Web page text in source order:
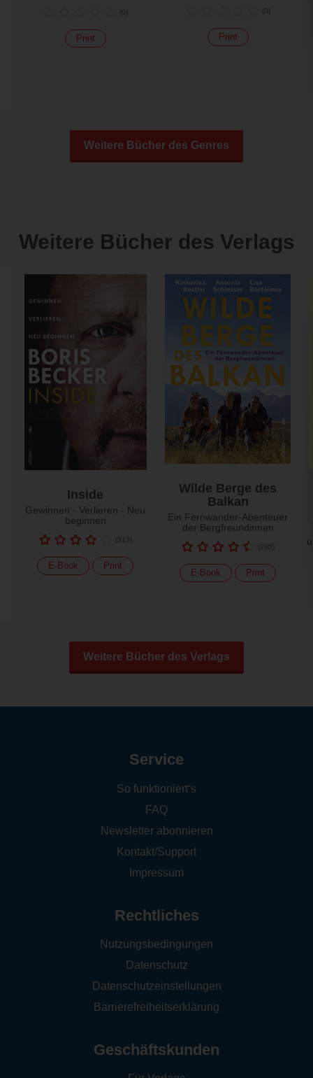
(0)
Print
(0)
Print
Weitere Bücher des Genres
Weitere Bücher des Verlags
Inside
Gewinnen - Verlieren - Neu
beginnen
(313)
E-Book Print
Wilde Berge des
Balkan
Ein Fernwander-Abenteuer
der Bergfreundinnen
(235)
E-Book Print
Weitere Bücher des Verlags
Service
So funktioniert‘s
FAQ
Newsletter abonnieren
Kontakt/Support
Impressum
Rechtliches
Nutzungsbedingungen
Datenschutz
Datenschutzeinstellungen
Barrierefreiheitserklärung
Geschäftskunden